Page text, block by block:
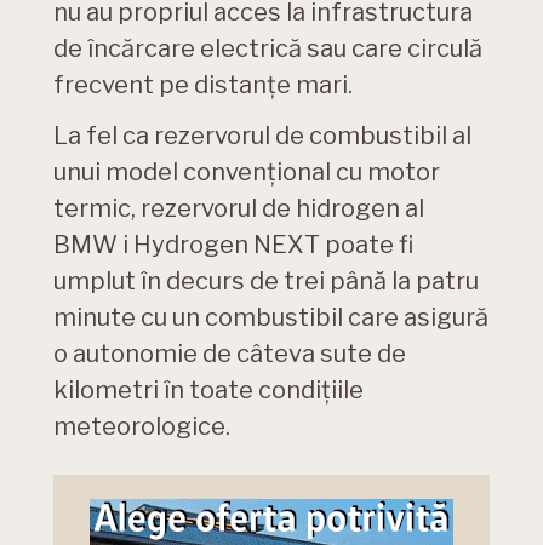
nu au propriul acces la infrastructura
de încărcare electrică sau care circulă
frecvent pe distanţe mari.
La fel ca rezervorul de combustibil al
unui model convenţional cu motor
termic, rezervorul de hidrogen al
BMW i Hydrogen NEXT poate fi
umplut în decurs de trei până la patru
minute cu un combustibil care asigură
o autonomie de câteva sute de
kilometri în toate condiţiile
meteorologice.